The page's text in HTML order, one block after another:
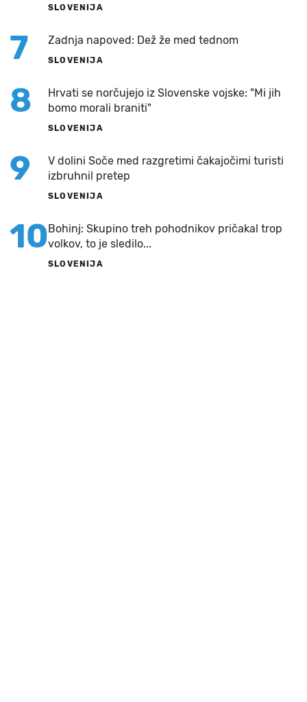
SLOVENIJA
7 Zadnja napoved: Dež že med tednom
SLOVENIJA
8
Hrvati se norčujejo iz Slovenske vojske: "Mi jih
bomo morali braniti"
SLOVENIJA
9
V dolini Soče med razgretimi čakajočimi turisti
izbruhnil pretep
SLOVENIJA
10Bohinj: Skupino treh pohodnikov pričakal trop
volkov, to je sledilo...
SLOVENIJA